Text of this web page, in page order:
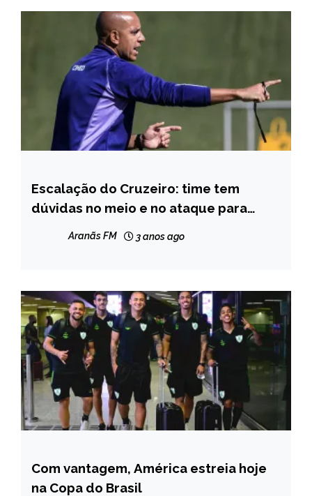
ESPORTES
Escalação do Cruzeiro: time tem
dúvidas no meio e no ataque para
Aranãs FM 3 anos ago
ESPORTES
Com vantagem, América estreia hoje
na Copa do Brasil